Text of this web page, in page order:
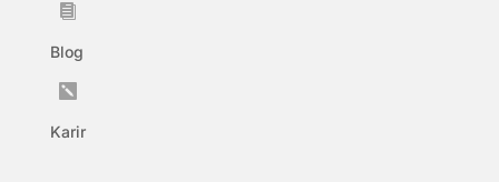

Blog

Karir